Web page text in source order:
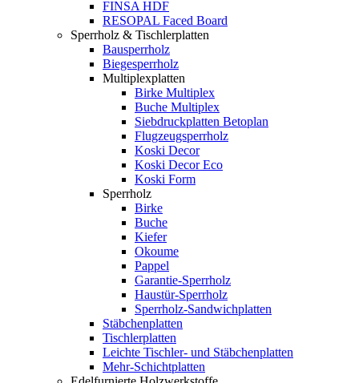
FINSA HDF
RESOPAL Faced Board
Sperrholz & Tischlerplatten
Bausperrholz
Biegesperrholz
Multiplexplatten
Birke Multiplex
Buche Multiplex
Siebdruckplatten Betoplan
Flugzeugsperrholz
Koski Decor
Koski Decor Eco
Koski Form
Sperrholz
Birke
Buche
Kiefer
Okoume
Pappel
Garantie-Sperrholz
Haustür-Sperrholz
Sperrholz-Sandwichplatten
Stäbchenplatten
Tischlerplatten
Leichte Tischler- und Stäbchenplatten
Mehr-Schichtplatten